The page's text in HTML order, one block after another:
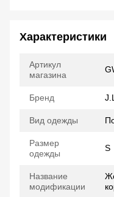
Характеристики
Артикул
магазина
Бренд
Вид одежды
Размер
одежды
S
Название
модификации